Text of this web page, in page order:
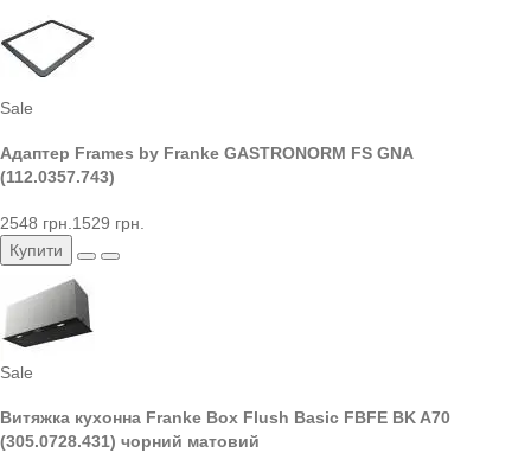
Sale
Адаптер Frames by Franke GASTRONORM FS GNA
(112.0357.743)
2548 грн. 1529 грн.
Купити
Sale
Витяжка кухонна Franke Box Flush Basic FBFE BK A70
(305.0728.431) чорний матовий